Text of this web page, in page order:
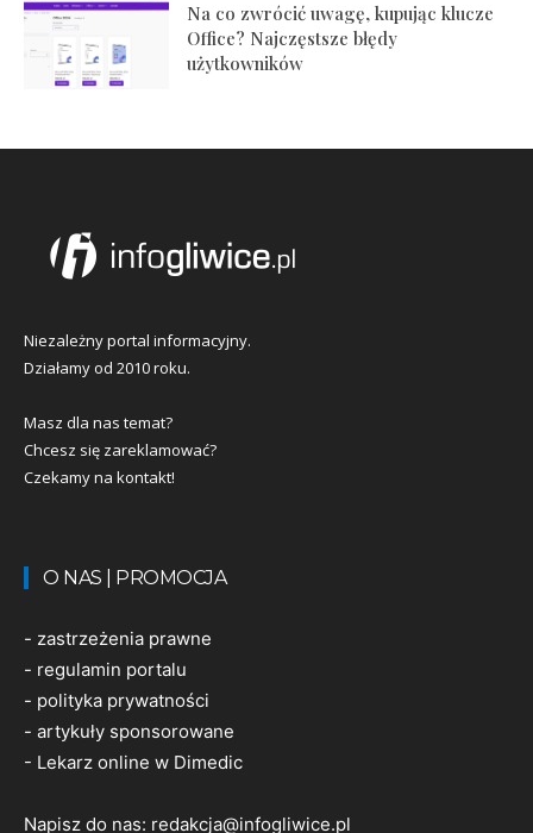
Na co zwrócić uwagę, kupując klucze
Office? Najczęstsze błędy
użytkowników
Niezależny portal informacyjny.
Działamy od 2010 roku.
Masz dla nas temat?
Chcesz się zareklamować?
Czekamy na kontakt!
O NAS | PROMOCJA
- zastrzeżenia prawne
- regulamin portalu
- polityka prywatności
- artykuły sponsorowane
- Lekarz online w Dimedic
Napisz do nas: redakcja@infogliwice.pl